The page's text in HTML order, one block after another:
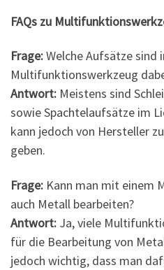
FAQs zu
Frage:Welche Aufsätze sind
Multifunktionswerkzeug
Antwort: Meistens sind
sowie Spachtelaufsätze im
kann jedoch von Hersteller
geben.
Frage: Kann man mit einem
auch Metall bearbeiten?
Antwort: Ja, viele
für die Bearbeitung von
jedoch wichtig, dass man